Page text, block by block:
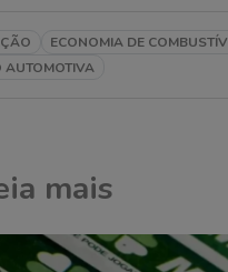
ECONOMIA DE
AUTOMOTIVA
mais